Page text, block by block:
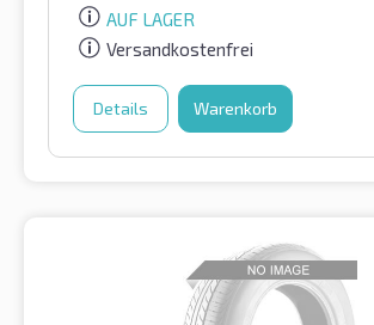
AUF LAGER
Versandkostenfrei
Details Warenkorb